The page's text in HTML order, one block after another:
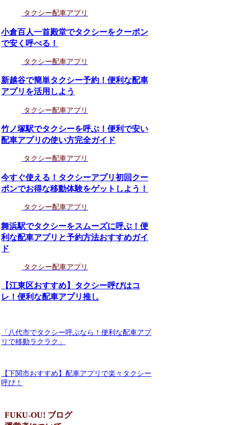
タクシー配車アプリ
小倉百人一首殿堂でタクシーをクーポン
で安く呼べる！
タクシー配車アプリ
新越谷で簡単タクシー予約！便利な配車
アプリを活用しよう
タクシー配車アプリ
竹ノ塚駅でタクシーを呼ぶ！便利で安い
配車アプリの使い方完全ガイド
タクシー配車アプリ
今すぐ使える！タクシーアプリ初回クー
ポンでお得な移動体験をゲットしよう！
タクシー配車アプリ
舞浜駅でタクシーをスムーズに呼ぶ！便
利な配車アプリと予約方法おすすめガイ
ド
タクシー配車アプリ
【江東区おすすめ】タクシー呼びはコ
レ！便利な配車アプリ推し
「八代市でタクシー呼ぶなら！便利な配車アプ
リで移動ラクラク」
【下関市おすすめ】配車アプリで楽々タクシー
呼び！
FUKU-OU! ブログ